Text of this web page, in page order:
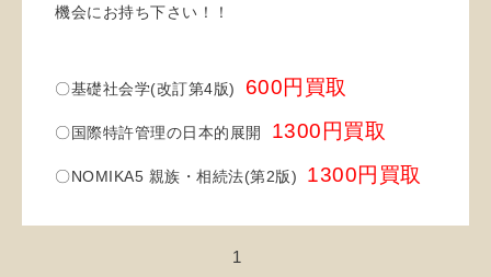
機会にお持ち下さい！！
〇基礎社会学(改訂第4版) 600円買取
〇国際特許管理の日本的展開 1300円買取
〇NOMIKA5 親族・相続法(第2版) 1300円買取
1